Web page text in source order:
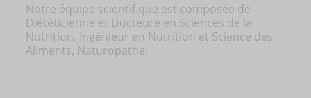
Notre équipe scientifique est composée de
Diététicienne et Docteure en Sciences de la
Nutrition, Ingénieur en Nutrition et Science des
Aliments, Naturopathe.